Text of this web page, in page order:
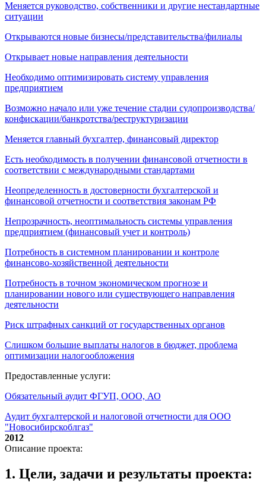
Меняется руководство, собственники и другие нестандартные
ситуации
Открываются новые бизнесы/представительства/филиалы
Открывает новые направления деятельности
Необходимо оптимизировать систему управления
предприятием
Возможно начало или уже течение стадии судопроизводства/
конфискации/банкротства/реструктуризации
Меняется главный бухгалтер, финансовый директор
Есть необходимость в получении финансовой отчетности в
соответствии с международными стандартами
Неопределенность в достоверности бухгалтерской и
финансовой отчетности и соответствия законам РФ
Непрозрачность, неоптимальность системы управления
предприятием (финансовый учет и контроль)
Потребность в системном планировании и контроле
финансово-хозяйственной деятельности
Потребность в точном экономическом прогнозе и
планировании нового или существующего направления
деятельности
Риск штрафных санкций от государственных органов
Слишком большие выплаты налогов в бюджет, проблема
оптимизации налогообложения
Предоставленные услуги:
Обязательный аудит ФГУП, ООО, АО
Аудит бухгалтерской и налоговой отчетности для ООО
"Новосибирскоблгаз"
2012
Описание проекта:
1. Цели, задачи и результаты проекта: